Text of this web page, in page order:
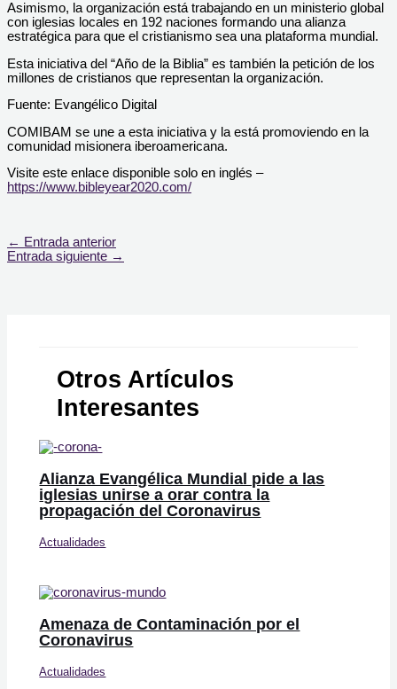
Asimismo, la organización está trabajando en un ministerio global
con iglesias locales en 192 naciones formando una alianza
estratégica para que el cristianismo sea una plataforma mundial.
Esta iniciativa del “Año de la Biblia” es también la petición de los
millones de cristianos que representan la organización.
Fuente: Evangélico Digital
COMIBAM se une a esta iniciativa y la está promoviendo en la
comunidad misionera iberoamericana.
Visite este enlace disponible solo en inglés –
https://www.bibleyear2020.com/
← Entrada anterior
Entrada siguiente →
Otros Artículos
Interesantes
Alianza Evangélica Mundial pide a las
iglesias unirse a orar contra la
propagación del Coronavirus
Actualidades
Amenaza de Contaminación por el
Coronavirus
Actualidades